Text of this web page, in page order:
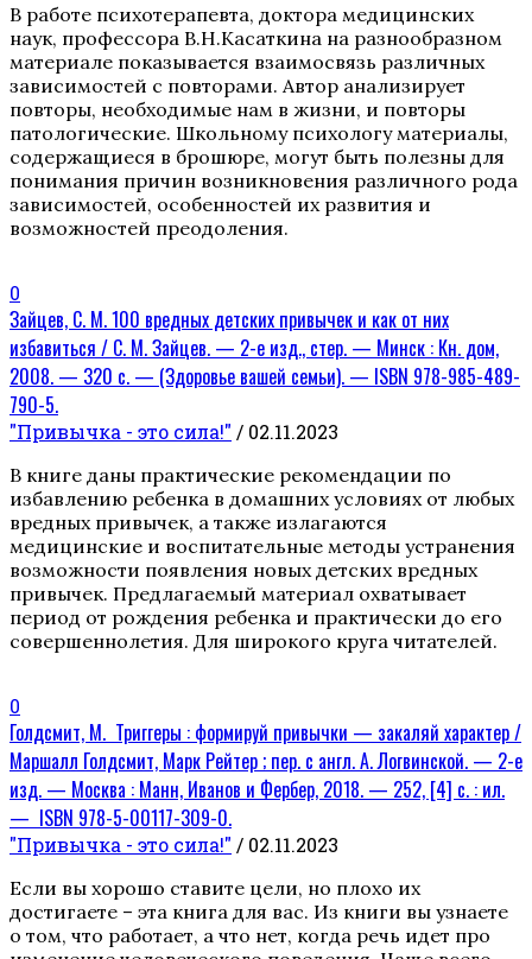
В работе психотерапевта, доктора медицинских
наук, профессора В.Н.Касаткина на разнообразном
материале показывается взаимосвязь различных
зависимостей с повторами. Автор анализирует
повторы, необходимые нам в жизни, и повторы
патологические. Школьному психологу материалы,
содержащиеся в брошюре, могут быть полезны для
понимания причин возникновения различного рода
зависимостей, особенностей их развития и
возможностей преодоления.
0
Зайцев, С. М. 100 вредных детских привычек и как от них
избавиться / С. М. Зайцев. — 2-е изд., стер. — Минск : Кн. дом,
2008. — 320 с. — (Здоровье вашей семьи). — ISBN 978-985-489-
790-5.
"Привычка - это сила!" / 02.11.2023
В книге даны практические рекомендации по
избавлению ребенка в домашних условиях от любых
вредных привычек, а также излагаются
медицинские и воспитательные методы устранения
возможности появления новых детских вредных
привычек. Предлагаемый материал охватывает
период от рождения ребенка и практически до его
совершеннолетия. Для широкого круга читателей.
0
Голдсмит, М. Триггеры : формируй привычки — закаляй характер /
Маршалл Голдсмит, Марк Рейтер ; пер. с англ. А. Логвинской. — 2-е
изд. — Москва : Манн, Иванов и Фербер, 2018. — 252, [4] с. : ил.
— ISBN 978-5-00117-309-0.
"Привычка - это сила!" / 02.11.2023
Если вы хорошо ставите цели, но плохо их
достигаете – эта книга для вас. Из книги вы узнаете
о том, что работает, а что нет, когда речь идет про